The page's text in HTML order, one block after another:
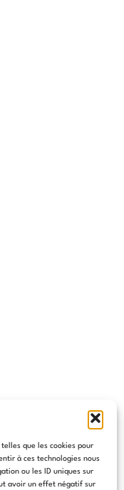
que les cookies pour
à ces technologies nous
ou les ID uniques sur
avoir un effet négatif sur